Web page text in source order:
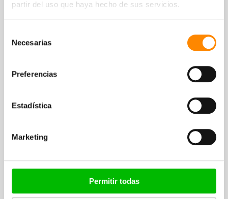
partir del uso que haya hecho de sus servicios.
Necesarias
Preferencias
Estadística
Marketing
Permitir todas
Directamente en la playa Jan Thiel
3 piscinas + 2 jacuzzis